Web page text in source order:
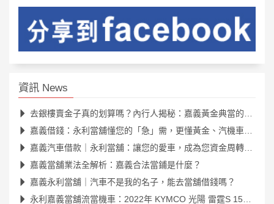
資訊 News
去銀樓賣金子真的划算嗎？內行人揭秘：嘉義黃金典當的隱藏優勢
嘉義借錢：永利當舖懂您的「急」需，更懂黃金、汽機車的真正價值
嘉義汽車借款｜永利當舖：讓您的愛車，成為您資金周轉的最佳夥伴
嘉義當舖業法全解析：嘉義合法當鋪是什麼？
嘉義永利當舖｜汽車不是我的名子，能去當舖借錢嗎？
永利嘉義當舖流當機車：2022年 KYMCO 光陽 雷霆S 150 (SR30JK)